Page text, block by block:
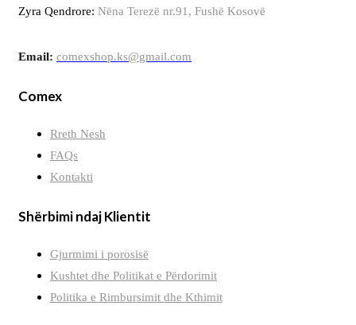
Zyra Qendrore: Nëna Terezë nr.91, Fushë Kosovë
Email: comexshop.ks@gmail.com
Comex
Rreth Nesh
FAQs
Kontakti
Shërbimi ndaj Klientit
Gjurmimi i porosisë
Kushtet dhe Politikat e Përdorimit
Politika e Rimbursimit dhe Kthimit